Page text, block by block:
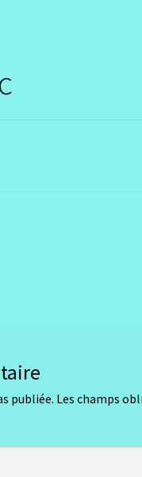
publiée. Les champs